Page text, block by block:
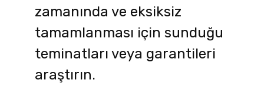
zamanında ve eksiksiz
tamamlanması için sunduğu
teminatları veya garantileri
araştırın.